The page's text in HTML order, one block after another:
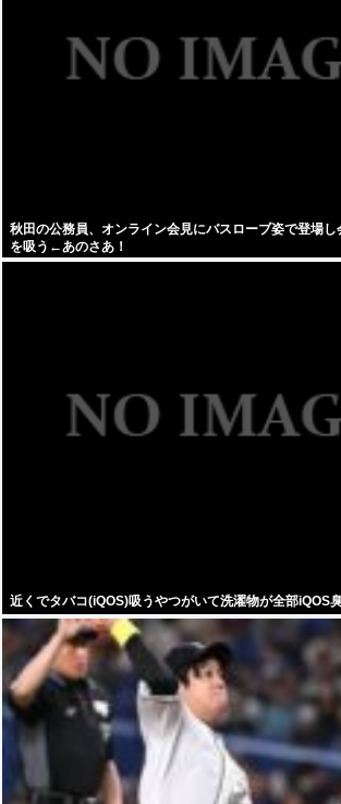
秋田の公務員、オンライン会見にバスローブ姿で登場し
を吸う←あのさあ！
近くでタバコ(iQOS)吸うやつがいて洗濯物が全部iQOS